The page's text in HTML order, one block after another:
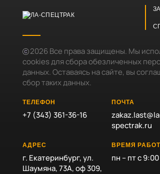
2026Все права защищены. Мы
cookies для сбора обезличенных
данных. Оставаясь на сайте, вы
сбор таких данных.
ТЕЛЕФОН
+7 (343) 361-36-16
ПОЧТА
spectrak.ru
АДРЕС
г. Екатеринбург, ул.
Шаумяна, 73А, оф 309,
ВРЕМЯ
пн – пт с